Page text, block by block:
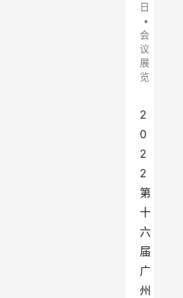
日
•
会
议
展
览
2
0
2
2
第
十
六
届
广
州